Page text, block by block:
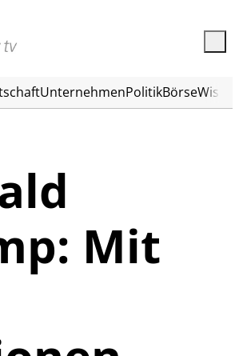
UnternehmenPolitikBörse
Mit